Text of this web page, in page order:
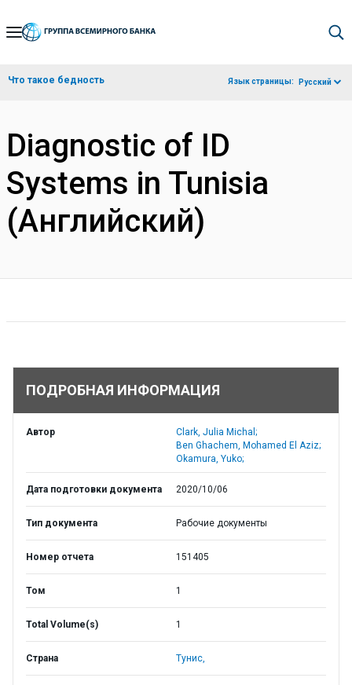
Skip
Navigation
Что такое бедность Язык страницы: Русский
Diagnostic of ID
Systems in Tunisia
(Английский)
ПОДРОБНАЯ ИНФОРМАЦИЯ
Автор
Clark, Julia Michal;
Ben Ghachem, Mohamed El Aziz;
Okamura, Yuko;
Дата подготовки документа 2020/10/06
Тип документа Рабочие документы
Номер отчета 151405
Том 1
Total Volume(s) 1
Страна Тунис,